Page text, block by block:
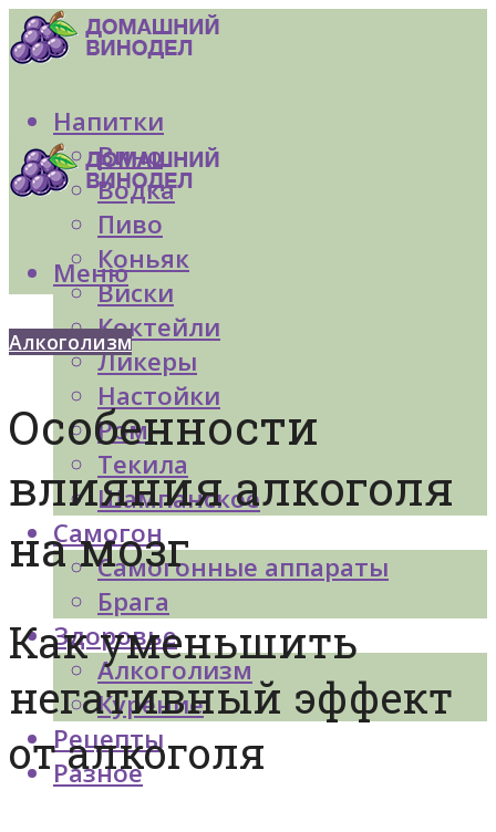
Напитки
Вино
Водка
Пиво
Коньяк
Виски
Коктейли
Ликеры
Настойки
Ром
Текила
Шампанское
Самогон
Самогонные аппараты
Брага
Здоровье
Алкоголизм
Курение
Рецепты
Разное
Меню
Алкоголизм
Особенности
влияния алкоголя
на мозг
Как уменьшить
негативный эффект
от алкоголя